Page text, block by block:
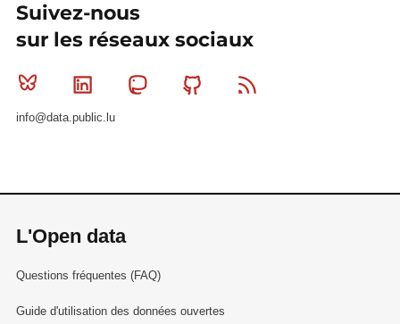
Suivez-nous
sur les réseaux sociaux
Bluesky Linkedin MastodonGithub
info@data.public.lu
L'Open data
Questions fréquentes (FAQ)
Guide d'utilisation des données ouvertes